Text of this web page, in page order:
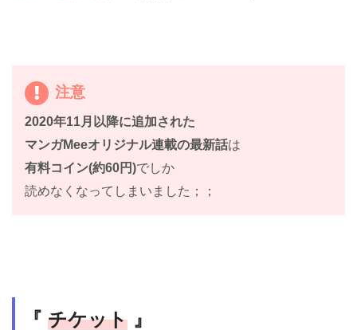
注意
2020年11月以降に追加された
マンガMeeオリジナル連載の最新話は
有料コイン(約60円)でしか
読めなくなってしまいました；；
『 チケット 』